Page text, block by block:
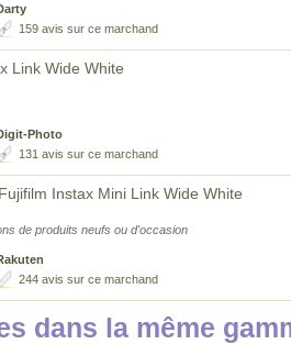
159 avis sur ce marchand
Link Wide White
Photo
131 avis sur ce marchand
Instax Mini Link Wide White
de produits neufs ou d'occasion
244 avis sur ce marchand
dans la même